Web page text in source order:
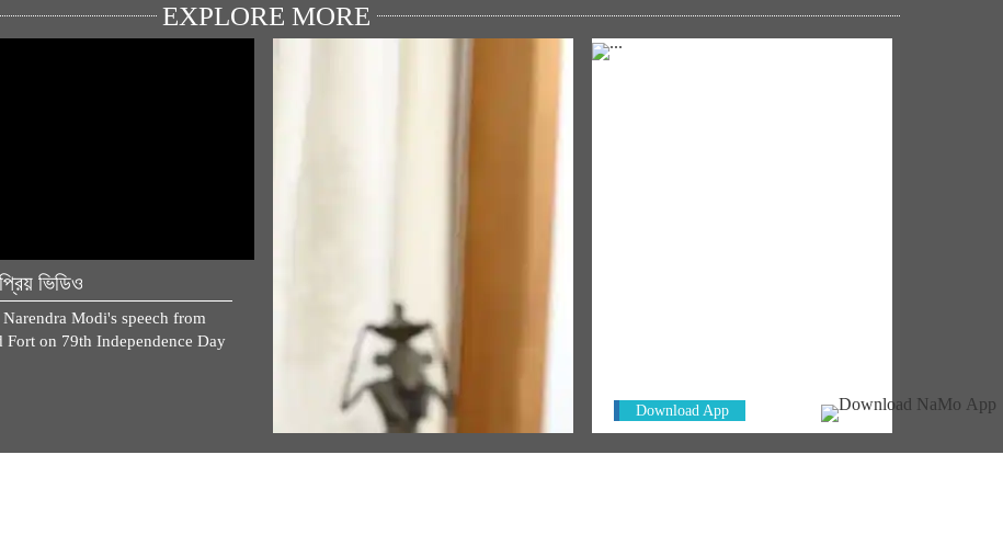
EXPLORE MORE
ভিডিও
Narendra Modi's speech from
Fort on 79th Independence Day
প্রধানমন্ত্রী মোদীর 'মন কি বাত'-এর জন্য আপনার
চিন্তা-ভাবনা ও পরামর্শ শেয়ার করুন…
View All
Download App